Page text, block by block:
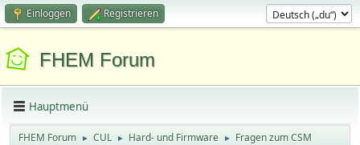
Einloggen Registrieren
FHEM Forum
Hauptmenü
FHEM Forum ► CUL ► Hard- und Firmware ► Fragen zum CSM